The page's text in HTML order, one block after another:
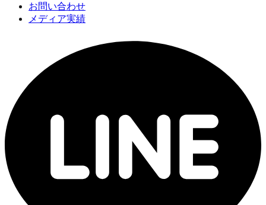
お問い合わせ
メディア実績